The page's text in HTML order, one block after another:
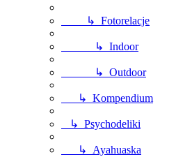
↳ Fotorelacje
↳ Indoor
↳ Outdoor
↳ Kompendium
↳ Psychodeliki
↳ Ayahuaska